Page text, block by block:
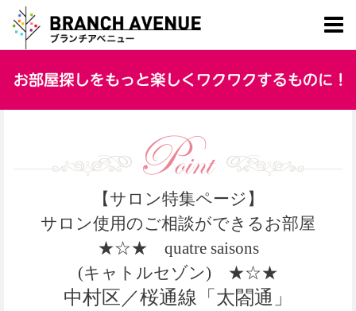
【サロン特集ページ】
サロン使用のご相談ができるお部屋
★☆★ quatre saisons
(キャトルセゾン) ★☆★
中村区／桜通線「太閤通」